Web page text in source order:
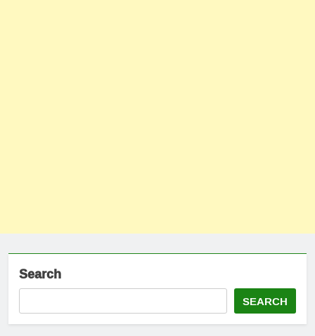
Search
SEARCH